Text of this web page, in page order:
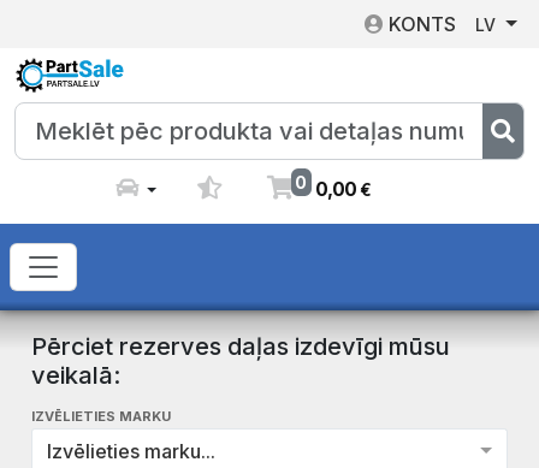
KONTS LV
0 0,00€
Pērciet rezerves daļas izdevīgi mūsu
veikalā:
IZVĒLIETIES MARKU
Izvēlieties marku...